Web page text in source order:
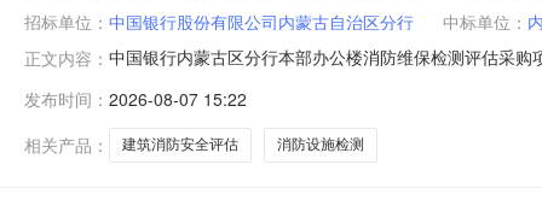
招标单位： 中国银行股份有限公司内蒙古自治区分行 中标单位：
正文内容： 中国银行内蒙古区分行本部办公楼消防维保检测评估采
书面形式向招标代理机构或者招标人提出，逾期不予受
机构：公诚管理咨询有限公司地址
发布时间： 2026-08-07 15:22
相关产品：
建筑消防安全评估 消防设施检测